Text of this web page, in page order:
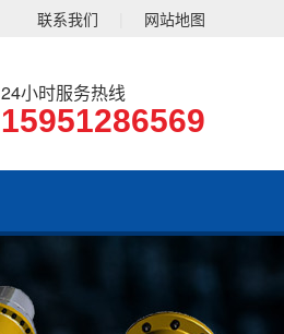
联系我们 网站地图
24小时服务热线
15951286569